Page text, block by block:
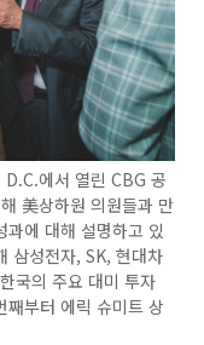
에서 열린 CBG 공
美상하원 의원들과 만
에 대해 설명하고 있
삼성전자, SK, 현대차
국의 주요 대미 투자
째부터 에릭 슈미트 상